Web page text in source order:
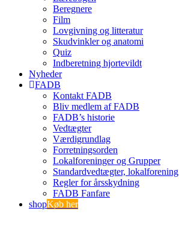
Beregnere
Film
Lovgivning og litteratur
Skudvinkler og anatomi
Quiz
Indberetning hjortevildt
Nyheder
FADB
Kontakt FADB
Bliv medlem af FADB
FADB’s historie
Vedtægter
Værdigrundlag
Forretningsorden
Lokalforeninger og Grupper
Standardvedtægter, lokalforening
Regler for årsskydning
FADB Fanfare
shopKøb her